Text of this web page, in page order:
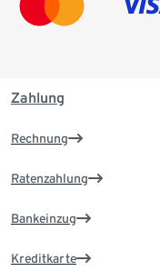
Zahlung
Rechnung
Ratenzahlung
Bankeinzug
Kreditkarte